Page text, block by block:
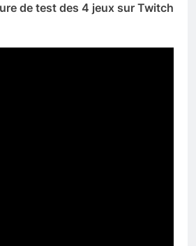
de test des 4 jeux sur Twitch